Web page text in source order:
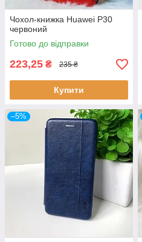
Чохол-книжка Huawei P30
червоний
Готово до відправки
223,25 ₴ 235 ₴
Купити
–5%